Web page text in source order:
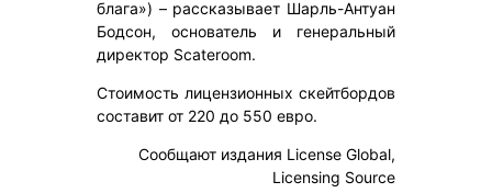
блага») – рассказывает Шарль-Антуан
Бодсон, основатель и генеральный
директор Scateroom.
Стоимость лицензионных скейтбордов
составит от 220 до 550 евро.
Сообщают издания License Global,
Licensing Source